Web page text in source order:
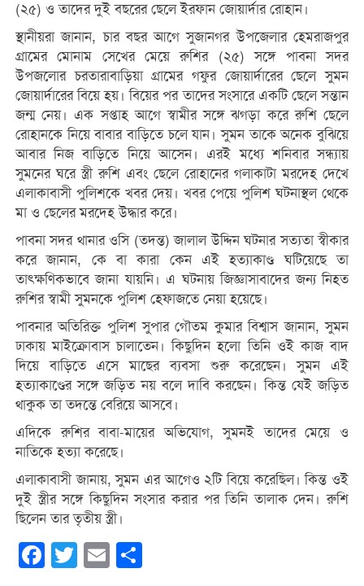
(২৫) ও তাদের দুই বছরের ছেলে ইরফান জোয়ার্দার রোহান।
স্থানীয়রা জানান, চার বছর আগে সুজানগর উপজেলার হেমরাজপুর
গ্রামের মোনাম সেখের মেয়ে রুশির (২৫) সঙ্গে পাবনা সদর
উপজলোর চরতারাবাড়িয়া গ্রামের গফুর জোয়ার্দারের ছেলে সুমন
জোয়ার্দারের বিয়ে হয়। বিয়ের পর তাদের সংসারে একটি ছেলে সন্তান
জন্ম নেয়। এক সপ্তাহ আগে স্বামীর সঙ্গে ঝগড়া করে রুশি ছেলে
রোহানকে নিয়ে বাবার বাড়িতে চলে যান। সুমন তাকে অনেক বুঝিয়ে
আবার নিজ বাড়িতে নিয়ে আসেন। এরই মধ্যে শনিবার সন্ধ্যায়
সুমনের ঘরে স্ত্রী রুশি এবং ছেলে রোহানের গলাকাটা মরদেহ দেখে
এলাকাবাসী পুলিশকে খবর দেয়। খবর পেয়ে পুলিশ ঘটনাস্থল থেকে
মা ও ছেলের মরদেহ উদ্ধার করে।
পাবনা সদর থানার ওসি (তদন্ত) জালাল উদ্দিন ঘটনার সত্যতা স্বীকার
করে জানান, কে বা কারা কেন এই হত্যাকাণ্ড ঘটিয়েছে তা
তাৎক্ষণিকভাবে জানা যায়নি। এ ঘটনায় জিজ্ঞাসাবাদের জন্য নিহত
রুশির স্বামী সুমনকে পুলিশ হেফাজতে নেয়া হয়েছে।
পাবনার অতিরিক্ত পুলিশ সুপার গৌতম কুমার বিশ্বাস জানান, সুমন
ঢাকায় মাইক্রোবাস চালাতেন। কিছুদিন হলো তিনি ওই কাজ বাদ
দিয়ে বাড়িতে এসে মাছের ব্যবসা শুরু করেছেন। সুমন এই
হত্যাকাণ্ডের সঙ্গে জড়িত নয় বলে দাবি করছেন। কিন্ত যেই জড়িত
থাকুক তা তদন্তে বেরিয়ে আসবে।
এদিকে রুশির বাবা-মায়ের অভিযোগ, সুমনই তাদের মেয়ে ও
নাতিকে হত্যা করেছে।
এলাকাবাসী জানায়, সুমন এর আগেও ২টি বিয়ে করেছিল। কিন্ত ওই
দুই স্ত্রীর সঙ্গে কিছুদিন সংসার করার পর তিনি তালাক দেন। রুশি
ছিলেন তার তৃতীয় স্ত্রী।
Facebook
Twitter Email